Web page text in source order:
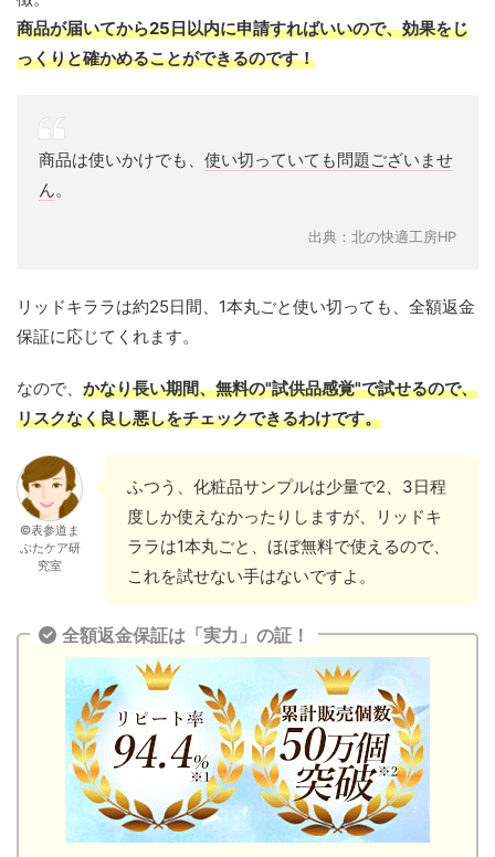
商品が届いてから25日以内に申請すればいいので、効果をじ
っくりと確かめることができるのです！
商品は使いかけでも、 使い切っていても問題ございませ
ん。
出典：北の快適工房HP
リッドキララは約25日間、1本丸ごと使い切っても、全額返金
保証に応じてくれます。
なので、 かなり長い期間、無料の"試供品感覚"で試せるので、
リスクなく良し悪しをチェックできるわけです。
©表参道ま
ぶたケア研
究室
ふつう、化粧品サンプルは少量で2、3日程
度しか使えなかったりしますが、リッドキ
ララは1本丸ごと、ほぼ無料で使えるので、
これを試せない手はないですよ。
全額返金保証は「実力」の証！